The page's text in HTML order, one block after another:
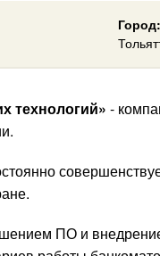
Город:
технологий» -
ПО и